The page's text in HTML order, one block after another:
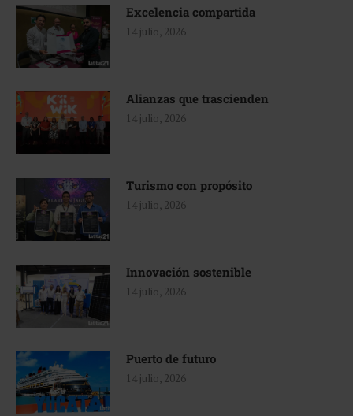
Excelencia compartida
14 julio, 2026
Alianzas que trascienden
14 julio, 2026
Turismo con propósito
14 julio, 2026
Innovación sostenible
14 julio, 2026
Puerto de futuro
14 julio, 2026